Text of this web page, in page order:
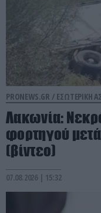
PRONEWS.GR / ΕΣΩΤΕΡΙΚΗ
Λακωνία:
φορτηγού
(βίντεο)
07.08.2026 | 15:32